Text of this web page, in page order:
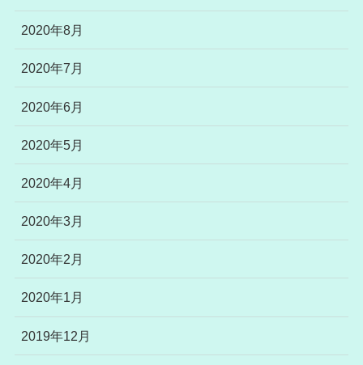
2020年8月
2020年7月
2020年6月
2020年5月
2020年4月
2020年3月
2020年2月
2020年1月
2019年12月